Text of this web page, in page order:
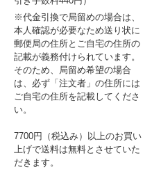
※代金引換で局留めの場合は、
本人確認が必要なため送り状に
郵便局の住所とご自宅の住所の
記載が義務付けられています。
そのため、局留め希望の場合
は、必ず「注文者」の住所には
ご自宅の住所を記載してくださ
い。
7700円（税込み）以上のお買い
上げで送料は無料とさせていた
だきます。